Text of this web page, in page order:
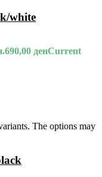
white
690,00 денCurrent
The options may